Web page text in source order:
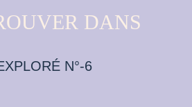
DANS
N°-6